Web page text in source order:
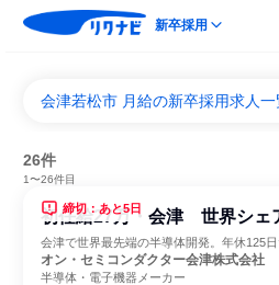
新卒採用
会津若松市 月給の新卒採用求人一
26件
1〜26件目
締切：あと5日
初任給27万・会津 世界シェ
会津で世界最先端の半導体開発。年休125日
オン・セミコンダクター会津株式会社
半導体・電子機器メーカー